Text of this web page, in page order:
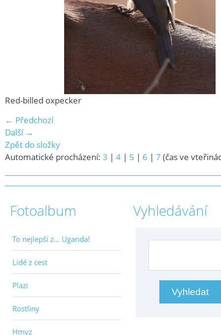
Red-billed oxpecker
← Předchozí
Další →
Zpět do složky
Automatické procházení: 3 | 4 | 5 | 6 | 7 (čas ve
Fotoalbum
To nejlepší z... Uganda!
Lidé z cest
Plazi
Rostliny
Hmyz
Vyhledávání